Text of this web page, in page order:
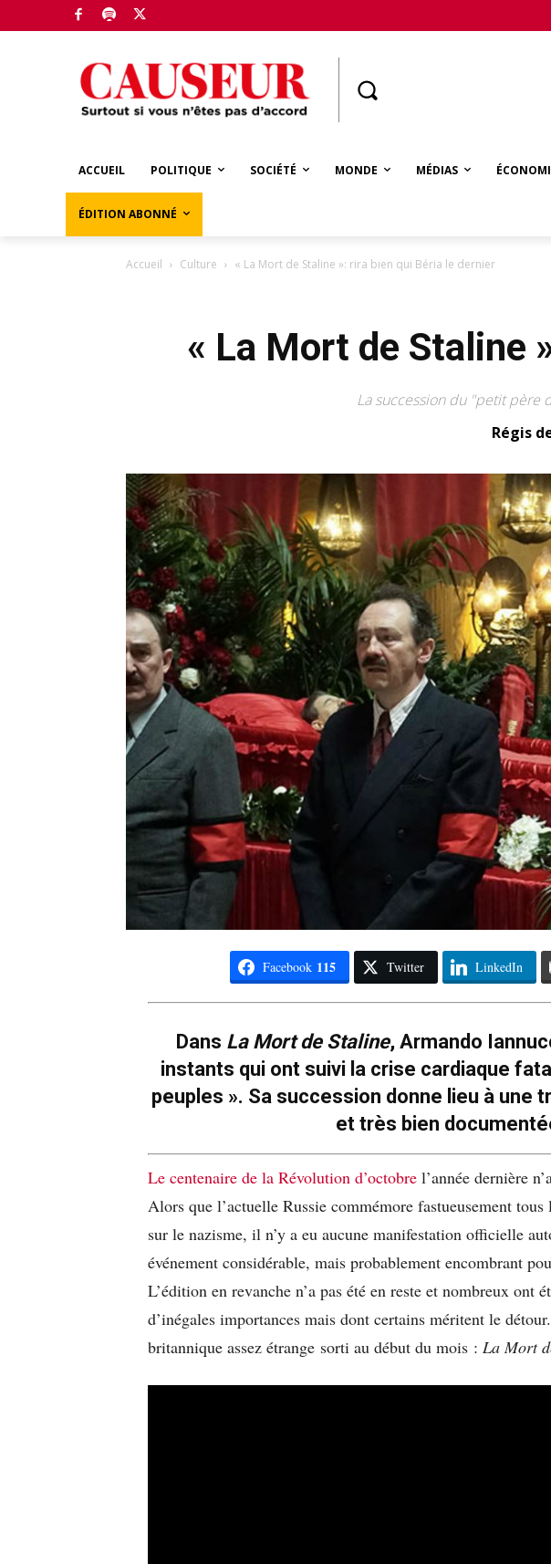
ACCUEIL POLITIQUE SOCIÉTÉ MONDE MÉDIAS
ÉDITION ABONNÉ
Accueil Culture « La Mort de Staline »: rira bien qui Béria le dernier
« La Mort de Staline
La succession du "petit père
Régis
Facebook 115 Twitter LinkedIn
Dans La Mort de Staline, Armando
instants qui ont suivi la crise cardiaque
peuples ». Sa succession donne lieu à une
et très bien
Le centenaire de la Révolution d’octobre l’année dernière
Alors que l’actuelle Russie commémore fastueusement
sur le nazisme, il n’y a eu aucune manifestation officielle
événement considérable, mais probablement encombrant
L’édition en revanche n’a pas été en reste et nombreux ont
d’inégales importances mais dont certains méritent le
britannique assez étrange sorti au début du mois : La Mort